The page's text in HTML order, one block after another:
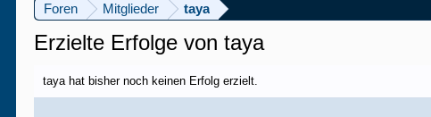
Foren Mitglieder taya
Erzielte Erfolge von taya
taya hat bisher noch keinen Erfolg erzielt.